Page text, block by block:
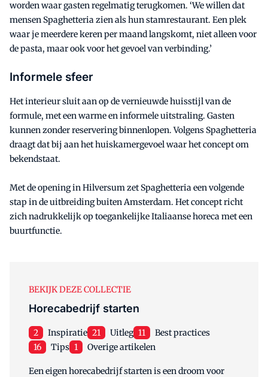
worden waar gasten regelmatig terugkomen. ‘We willen dat
mensen Spaghetteria zien als hun stamrestaurant. Een plek
waar je meerdere keren per maand langskomt, niet alleen voor
de pasta, maar ook voor het gevoel van verbinding.’
Informele sfeer
Het interieur sluit aan op de vernieuwde huisstijl van de
formule, met een warme en informele uitstraling. Gasten
kunnen zonder reservering binnenlopen. Volgens Spaghetteria
draagt dat bij aan het huiskamergevoel waar het concept om
bekendstaat.
Met de opening in Hilversum zet Spaghetteria een volgende
stap in de uitbreiding buiten Amsterdam. Het concept richt
zich nadrukkelijk op toegankelijke Italiaanse horeca met een
buurtfunctie.
BEKIJK DEZE COLLECTIE
Horecabedrijf starten
2 Inspiratie 21 Uitleg 11
Best practices
16
Tips 1 Overige artikelen
Een eigen horecabedrijf starten is een droom voor